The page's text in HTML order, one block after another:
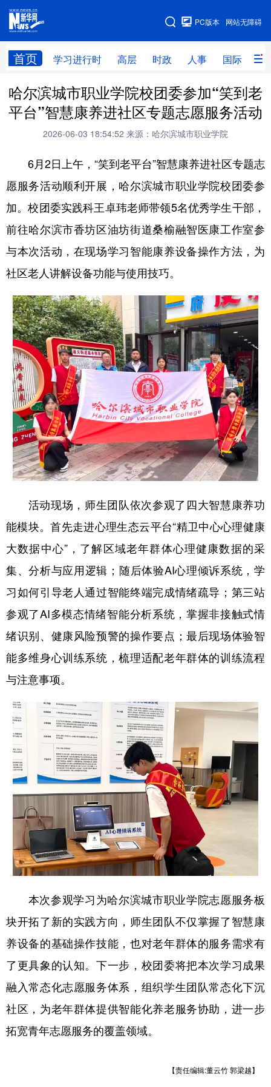
网站无障碍
PC版本
首页 学习进行时 高层 时政 人事 国际 财
网站地图
学习进行时 高层 时政 人事
国际 财经 网评 港澳
全球连线 教育
科技 科普 体育 文化
健康 军事 访谈 视频
食品 人居 信息化 乡村振兴
溯源中国 城市 旅游
会展 彩票 娱乐 时尚
悦读 公益 书画 一带一路
亚太网 上市公司 投教基地
地方频道
北京 天津 河北 山西
辽宁 吉林 上海 江苏
浙江 安徽 福建 江西
广东 广西 海南 重庆
四川 贵州 云南 西藏
陕西 甘肃 青海 宁夏
新疆 内蒙古 黑龙江
多语种频道
Deutsch Português
哈尔滨城市职业学院校团委参加“笑到老
平台”智慧康养进社区专题志愿服务活动
2026-06-03 18:54:52 来源：哈尔滨城市职业学院
6月2日上午，“笑到老平台”智慧康养进社区专题志
愿服务活动顺利开展，哈尔滨城市职业学院校团委参
加。校团委实践科王卓玮老师带领5名优秀学生干部，
前往哈尔滨市香坊区油坊街道桑榆融智医康工作室参
与本次活动，在现场学习智能康养设备操作方法，为
社区老人讲解设备功能与使用技巧。
活动现场，师生团队依次参观了四大智慧康养功
能模块。首先走进心理生态云平台“精卫中心心理健康
大数据中心”，了解区域老年群体心理健康数据的采
集、分析与应用逻辑；随后体验AI心理倾诉系统，学
习如何引导老人通过智能终端完成情绪疏导；第三站
参观了AI多模态情绪智能分析系统，掌握非接触式情
绪识别、健康风险预警的操作要点；最后现场体验智
能多维身心训练系统，梳理适配老年群体的训练流程
与注意事项。
本次参观学习为哈尔滨城市职业学院志愿服务板
块开拓了新的实践方向，师生团队不仅掌握了智慧康
养设备的基础操作技能，也对老年群体的服务需求有
了更具象的认知。下一步，校团委将把本次学习成果
融入常态化志愿服务体系，组织学生团队常态化下沉
社区，为老年群体提供智能化养老服务协助，进一步
拓宽青年志愿服务的覆盖领域。
【责任编辑:董云竹 郭梁越】